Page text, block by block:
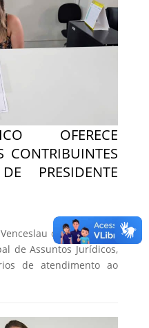
OFERECE
CONTRIBUINTES
PRESIDENTE
comunica, por
de Assuntos Jurídicos,
de atendimento ao